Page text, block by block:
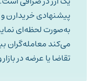
پیشنهادی
به‌صورت لحظه‌ای
می‌کند معامله‌گران
تقاضا یا عرضه در